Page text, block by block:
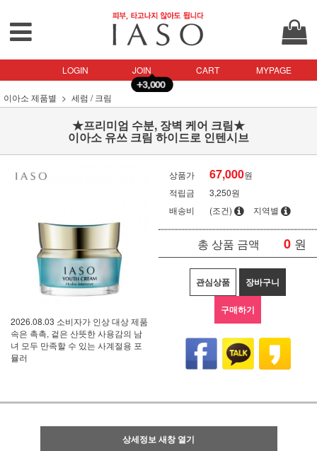
LOGIN JOIN CART MYPAGE
이아소 제품별 세럼 / 크림
★프리미엄 수분, 장벽 케어 크림★
이아소 유쓰 크림 하이드로 인텐시브
2026.08.03 소비자가 인상 대상 제품
속은 촉촉, 겉은 산뜻한 사용감의 남
녀 모두 만족할 수 있는 사계절용 포
뮬러
상품가 67,000원
적립금
3,250원
배송비
(조건) 지역별
총 상품 금액 0 원
관심상품 장바구니
구매하기
상세정보 새창 열기